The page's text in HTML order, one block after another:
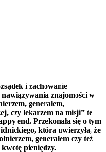
i zachowanie
znajomości w
generałem,
czy lekarzem na misji” te
end. Przekonała się o tym
która uwierzyła, że
generałem czy też
pieniędzy.